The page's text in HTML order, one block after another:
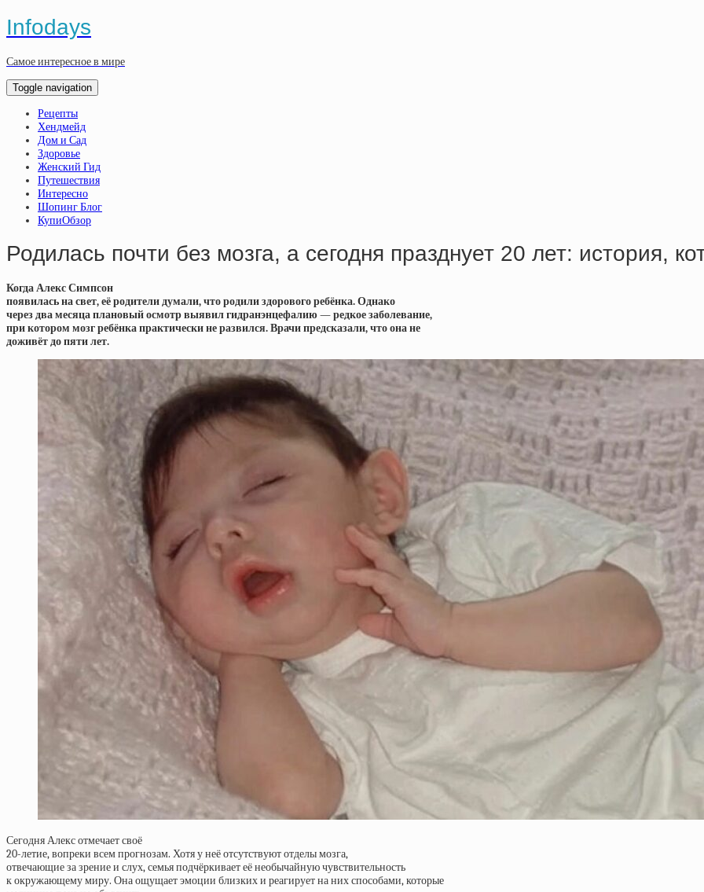
Infodays
Самое интересное в мире
Toggle navigation
Рецепты
Хендмейд
Дом и Сад
Здоровье
Женский Гид
Путешествия
Интересно
Шопинг Блог
КупиОбзор
Родилась почти без мозга, а сегодня празднует 20 лет: история,
Когда Алекс Симпсон
появилась на свет, её родители думали, что родили здорового ребёнка. Однако
через два месяца плановый осмотр выявил гидранэнцефалию — редкое заболевание,
при котором мозг ребёнка практически не развился. Врачи предсказали, что она не
доживёт до пяти лет.
Сегодня Алекс отмечает своё
20-летие, вопреки всем прогнозам. Хотя у неё отсутствуют отделы мозга,
отвечающие за зрение и слух, семья подчёркивает её необычайную чувствительность
к окружающему миру. Она ощущает эмоции близких и реагирует на них способами, которые